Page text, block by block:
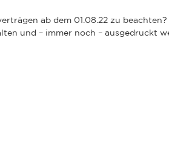
ab dem 01.08.22 zu
und – immer noch – ausgedruckt